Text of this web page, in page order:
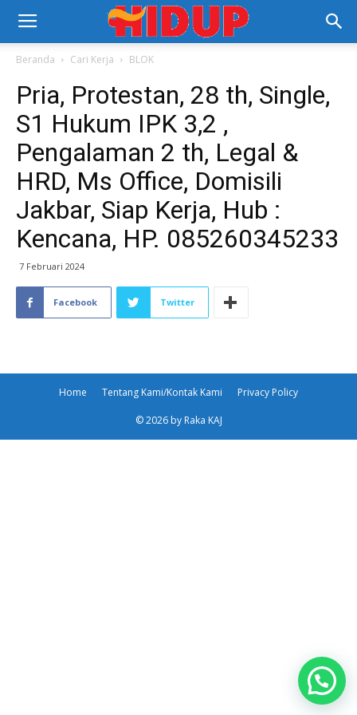
Beranda Cari Kerja BLOK
Pria, Protestan, 28 th, Single,
S1 Hukum IPK 3,2 ,
Pengalaman 2 th, Legal &
HRD, Ms Office, Domisili
Jakbar, Siap Kerja, Hub :
Kencana, HP. 085260345233
7 Februari 2024
Facebook Twitter
Home Tentang Kami/Kontak Kami Privacy Policy
© 2026 by Raka KAJ